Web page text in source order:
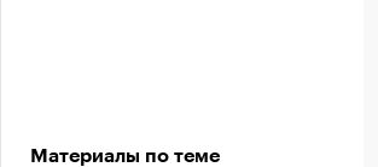
Материалы по теме